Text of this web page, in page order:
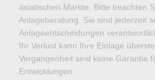
asiatischen Märkte. Bitte beachten
Anlageberatung. Sie sind jederzeit
Anlageentscheidungen
Ihr Verlust kann Ihre Einlage
Vergangenheit sind keine Garantie
Entwicklungen.